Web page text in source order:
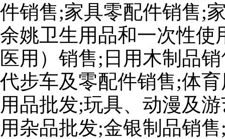
件销售;家具零配件销售;
余姚卫生用品和一次性使
医用）销售;日用木制品
代步车及零配件销售;体
用品批发;玩具、动漫及
用杂品批发;金银制品销